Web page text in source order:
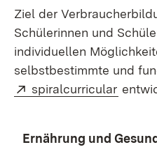
Ziel der
Schülerinnen und
individuellen
selbstbestimmte und
Extern:
spiralcurricular
Ernährung und